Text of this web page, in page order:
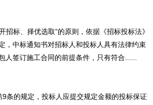
标、择优选取”的原则，依据《招标投标法》
，中标通知书对招标人和投标人具有法律约束
人签订施工合同的前提条件，只有符合......
的规定，投标人应提交规定金额的投标保证